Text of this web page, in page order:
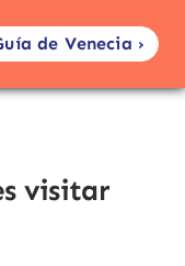
de Venecia ›
visitar